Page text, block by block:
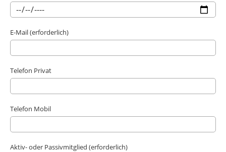
E-Mail (erforderlich)
Telefon Privat
Telefon Mobil
Aktiv- oder Passivmitglied (erforderlich)